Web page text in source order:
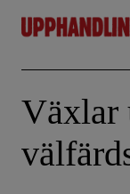
content
Växlar